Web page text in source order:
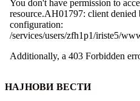
НАЈНОВИ ВЕСТИ